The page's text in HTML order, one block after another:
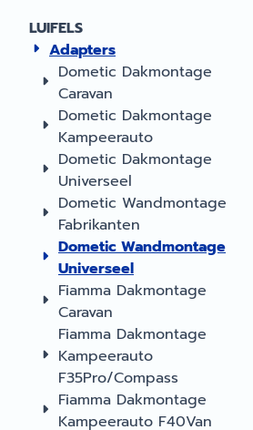
LUIFELS
Adapters
Dometic Dakmontage
Caravan
Dometic Dakmontage
Kampeerauto
Dometic Dakmontage
Universeel
Dometic Wandmontage
Fabrikanten
Dometic Wandmontage
Universeel
Fiamma Dakmontage
Caravan
Fiamma Dakmontage
Kampeerauto
F35Pro/Compass
Fiamma Dakmontage
Kampeerauto F40Van